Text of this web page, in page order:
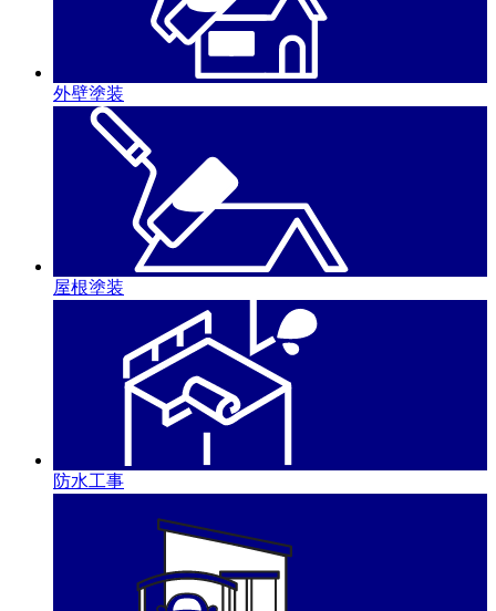
外壁塗装
屋根塗装
防水工事